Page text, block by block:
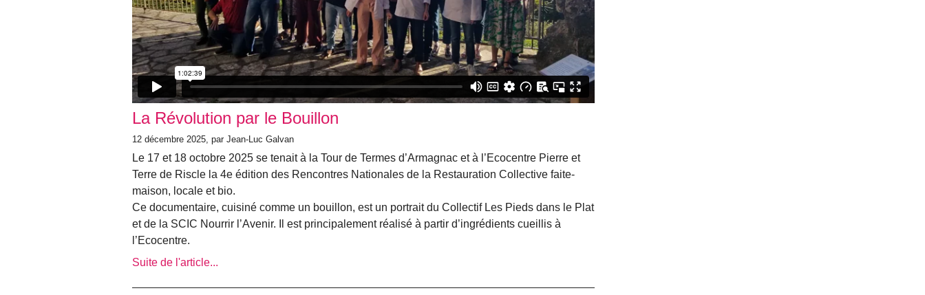
La Révolution par le Bouillon
12 décembre 2025, par Jean-Luc Galvan
Le 17 et 18 octobre 2025 se tenait à la Tour de Termes d’Armagnac et à l’Ecocentre Pierre et
Terre de Riscle la 4e édition des Rencontres Nationales de la Restauration Collective faite-
maison, locale et bio.
Ce documentaire, cuisiné comme un bouillon, est un portrait du Collectif Les Pieds dans le Plat
et de la SCIC Nourrir l’Avenir. Il est principalement réalisé à partir d’ingrédients cueillis à
l’Ecocentre.
Suite de l'article...